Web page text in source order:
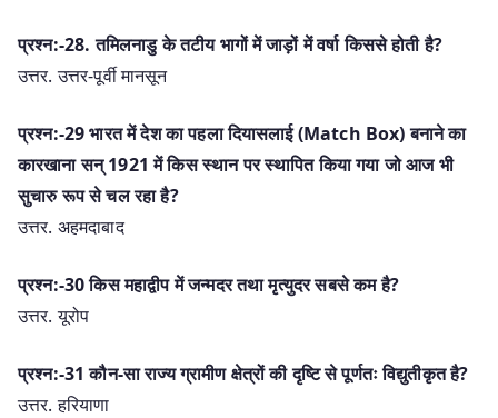
प्रश्न:-28. तमिलनाडु के तटीय भागों में जाड़ों में वर्षा किससे होती है?
उत्तर. उत्तर-पूर्वी मानसून
प्रश्न:-29 भारत में देश का पहला दियासलाई (Match Box) बनाने का
कारखाना सन् 1921 में किस स्थान पर स्थापित किया गया जो आज भी
सुचारु रूप से चल रहा है?
उत्तर. अहमदाबाद
प्रश्न:-30 किस महाद्वीप में जन्मदर तथा मृत्युदर सबसे कम है?
उत्तर. यूरोप
प्रश्न:-31 कौन-सा राज्य ग्रामीण क्षेत्रों की दृष्टि से पूर्णतः विद्युतीकृत है?
उत्तर. हरियाणा